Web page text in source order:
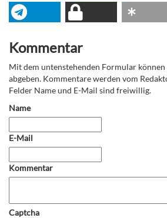
Kommentar
Mit dem untenstehenden Formular
abgeben. Kommentare werden vom
Felder Name und E-Mail sind freiwillig.
Name
E-Mail
Kommentar
Captcha